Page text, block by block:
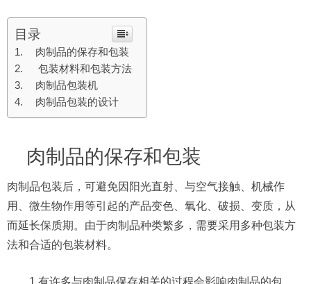
目录
肉制品的保存和包装
包装材料和包装方法
肉制品包装机
肉制品包装的设计
肉制品的保存和包装
肉制品包装后，可避免因阳光直射、与空气接触、机械作
用、微生物作用等引起的产品变色、氧化、破损、变质，从
而延长保质期。由于肉制品种类繁多，需要采用多种包装方
法和合适的包装材料。
1.有许多与肉制品保存相关的过程会影响肉制品的包